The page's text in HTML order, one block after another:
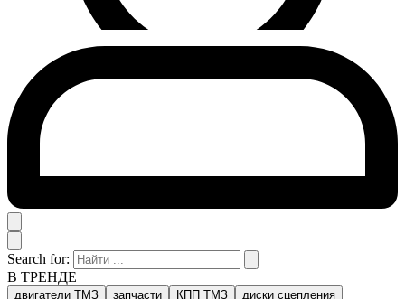
Search for:
В ТРЕНДЕ
двигатели ТМЗ запчасти КПП ТМЗ
диски сцепления